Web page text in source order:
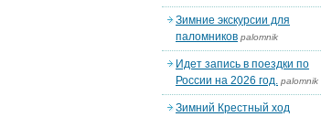
Зимние экскурсии для
паломников palomnik
Идет запись в поездки по
России на 2026 год. palomnik
Зимний Крестный ход